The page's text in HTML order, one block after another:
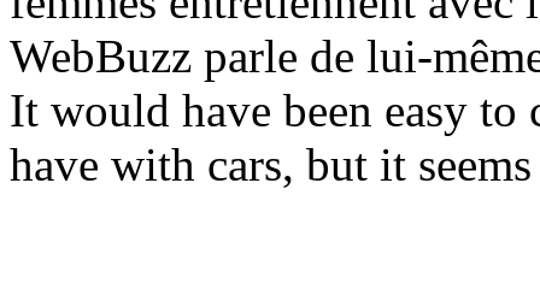
WebBuzz parle de lui-
It would have been easy
have with cars, but it